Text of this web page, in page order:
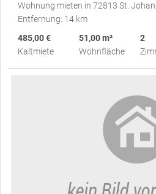
Wohnung mieten in 72813 St.
Entfernung: 14 km
485,00 €
Kaltmiete
51,00 m²
Wohnfläche
2